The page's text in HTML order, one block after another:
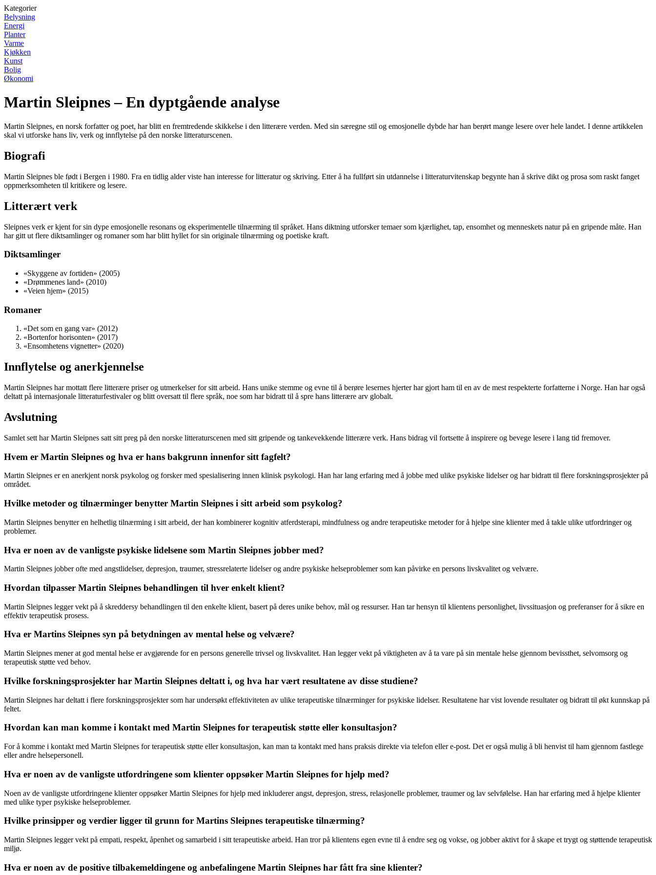
Kategorier
Belysning
Energi
Planter
Varme
Kjøkken
Kunst
Bolig
Økonomi
Martin Sleipnes – En dyptgående analyse
Martin Sleipnes, en norsk forfatter og poet, har blitt en fremtredende skikkelse i den litterære verden. Med sin særegne stil og emosjonelle dybde har han berørt mange lesere over hele landet. I denne artikkelen
skal vi utforske hans liv, verk og innflytelse på den norske litteraturscenen.
Biografi
Martin Sleipnes ble født i Bergen i 1980. Fra en tidlig alder viste han interesse for litteratur og skriving. Etter å ha fullført sin utdannelse i litteraturvitenskap begynte han å skrive dikt og prosa som raskt fanget
oppmerksomheten til kritikere og lesere.
Litterært verk
Sleipnes verk er kjent for sin dype emosjonelle resonans og eksperimentelle tilnærming til språket. Hans diktning utforsker temaer som kjærlighet, tap, ensomhet og menneskets natur på en gripende måte. Han
har gitt ut flere diktsamlinger og romaner som har blitt hyllet for sin originale tilnærming og poetiske kraft.
Diktsamlinger
«Skyggene av fortiden» (2005)
«Drømmenes land» (2010)
«Veien hjem» (2015)
Romaner
«Det som en gang var» (2012)
«Bortenfor horisonten» (2017)
«Ensomhetens vignetter» (2020)
Innflytelse og anerkjennelse
Martin Sleipnes har mottatt flere litterære priser og utmerkelser for sitt arbeid. Hans unike stemme og evne til å berøre lesernes hjerter har gjort ham til en av de mest respekterte forfatterne i Norge. Han har også
deltatt på internasjonale litteraturfestivaler og blitt oversatt til flere språk, noe som har bidratt til å spre hans litterære arv globalt.
Avslutning
Samlet sett har Martin Sleipnes satt sitt preg på den norske litteraturscenen med sitt gripende og tankevekkende litterære verk. Hans bidrag vil fortsette å inspirere og bevege lesere i lang tid fremover.
Hvem er Martin Sleipnes og hva er hans bakgrunn innenfor sitt fagfelt?
Martin Sleipnes er en anerkjent norsk psykolog og forsker med spesialisering innen klinisk psykologi. Han har lang erfaring med å jobbe med ulike psykiske lidelser og har bidratt til flere forskningsprosjekter på
området.
Hvilke metoder og tilnærminger benytter Martin Sleipnes i sitt arbeid som psykolog?
Martin Sleipnes benytter en helhetlig tilnærming i sitt arbeid, der han kombinerer kognitiv atferdsterapi, mindfulness og andre terapeutiske metoder for å hjelpe sine klienter med å takle ulike utfordringer og
problemer.
Hva er noen av de vanligste psykiske lidelsene som Martin Sleipnes jobber med?
Martin Sleipnes jobber ofte med angstlidelser, depresjon, traumer, stressrelaterte lidelser og andre psykiske helseproblemer som kan påvirke en persons livskvalitet og velvære.
Hvordan tilpasser Martin Sleipnes behandlingen til hver enkelt klient?
Martin Sleipnes legger vekt på å skreddersy behandlingen til den enkelte klient, basert på deres unike behov, mål og ressurser. Han tar hensyn til klientens personlighet, livssituasjon og preferanser for å sikre en
effektiv terapeutisk prosess.
Hva er Martins Sleipnes syn på betydningen av mental helse og velvære?
Martin Sleipnes mener at god mental helse er avgjørende for en persons generelle trivsel og livskvalitet. Han legger vekt på viktigheten av å ta vare på sin mentale helse gjennom bevissthet, selvomsorg og
terapeutisk støtte ved behov.
Hvilke forskningsprosjekter har Martin Sleipnes deltatt i, og hva har vært resultatene av disse studiene?
Martin Sleipnes har deltatt i flere forskningsprosjekter som har undersøkt effektiviteten av ulike terapeutiske tilnærminger for psykiske lidelser. Resultatene har vist lovende resultater og bidratt til økt kunnskap på
feltet.
Hvordan kan man komme i kontakt med Martin Sleipnes for terapeutisk støtte eller konsultasjon?
For å komme i kontakt med Martin Sleipnes for terapeutisk støtte eller konsultasjon, kan man ta kontakt med hans praksis direkte via telefon eller e-post. Det er også mulig å bli henvist til ham gjennom fastlege
eller andre helsepersonell.
Hva er noen av de vanligste utfordringene som klienter oppsøker Martin Sleipnes for hjelp med?
Noen av de vanligste utfordringene klienter oppsøker Martin Sleipnes for hjelp med inkluderer angst, depresjon, stress, relasjonelle problemer, traumer og lav selvfølelse. Han har erfaring med å hjelpe klienter
med ulike typer psykiske helseproblemer.
Hvilke prinsipper og verdier ligger til grunn for Martins Sleipnes terapeutiske tilnærming?
Martin Sleipnes legger vekt på empati, respekt, åpenhet og samarbeid i sitt terapeutiske arbeid. Han tror på klientens egen evne til å endre seg og vokse, og jobber aktivt for å skape et trygt og støttende terapeutisk
miljø.
Hva er noen av de positive tilbakemeldingene og anbefalingene Martin Sleipnes har fått fra sine klienter?